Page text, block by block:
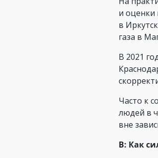
и оценки
в
газа в
В 2021
Часто к
людей в
вне
В: Как